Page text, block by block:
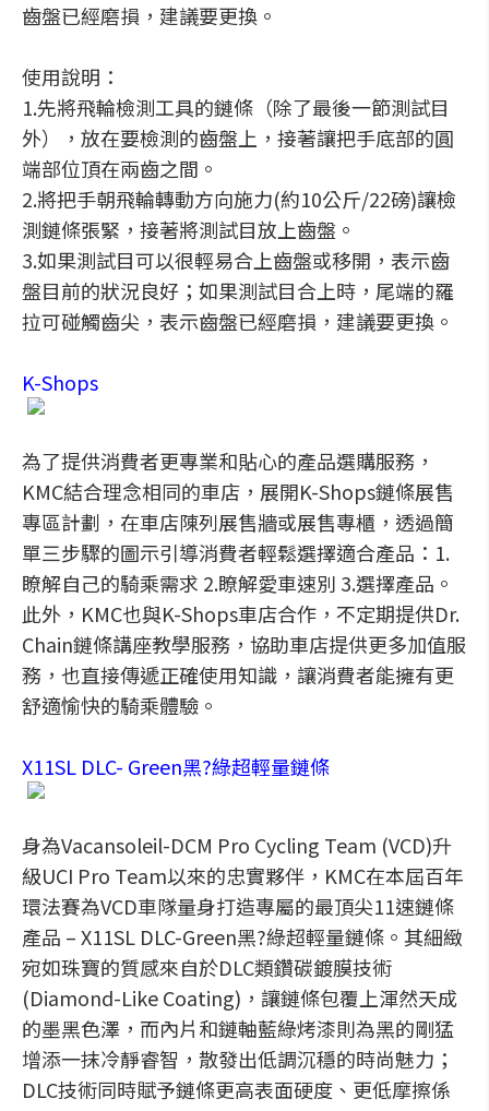
齒盤已經磨損，建議要更換。
使用說明：
1.先將飛輪檢測工具的鏈條（除了最後一節測試目
外），放在要檢測的齒盤上，接著讓把手底部的圓
端部位頂在兩齒之間。
2.將把手朝飛輪轉動方向施力(約10公斤/22磅)讓檢
測鏈條張緊，接著將測試目放上齒盤。
3.如果測試目可以很輕易合上齒盤或移開，表示齒
盤目前的狀況良好；如果測試目合上時，尾端的羅
拉可碰觸齒尖，表示齒盤已經磨損，建議要更換。
K-Shops
為了提供消費者更專業和貼心的產品選購服務，
KMC結合理念相同的車店，展開K-Shops鏈條展售
專區計劃，在車店陳列展售牆或展售專櫃，透過簡
單三步驟的圖示引導消費者輕鬆選擇適合產品：1.
瞭解自己的騎乘需求 2.瞭解愛車速別 3.選擇產品。
此外，KMC也與K-Shops車店合作，不定期提供Dr.
Chain鏈條講座教學服務，協助車店提供更多加值服
務，也直接傳遞正確使用知識，讓消費者能擁有更
舒適愉快的騎乘體驗。
X11SL DLC- Green黑?綠超輕量鏈條
身為Vacansoleil-DCM Pro Cycling Team (VCD)升
級UCI Pro Team以來的忠實夥伴，KMC在本屆百年
環法賽為VCD車隊量身打造專屬的最頂尖11速鏈條
產品 – X11SL DLC-Green黑?綠超輕量鏈條。其細緻
宛如珠寶的質感來自於DLC類鑽碳鍍膜技術
(Diamond-Like Coating)，讓鏈條包覆上渾然天成
的墨黑色澤，而內片和鏈軸藍綠烤漆則為黑的剛猛
增添一抹冷靜睿智，散發出低調沉穩的時尚魅力；
DLC技術同時賦予鏈條更高表面硬度、更低摩擦係